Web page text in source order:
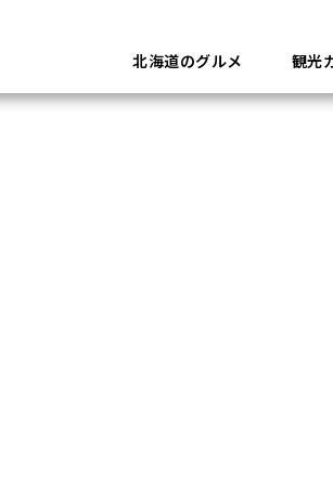
北海道のグルメ 観光